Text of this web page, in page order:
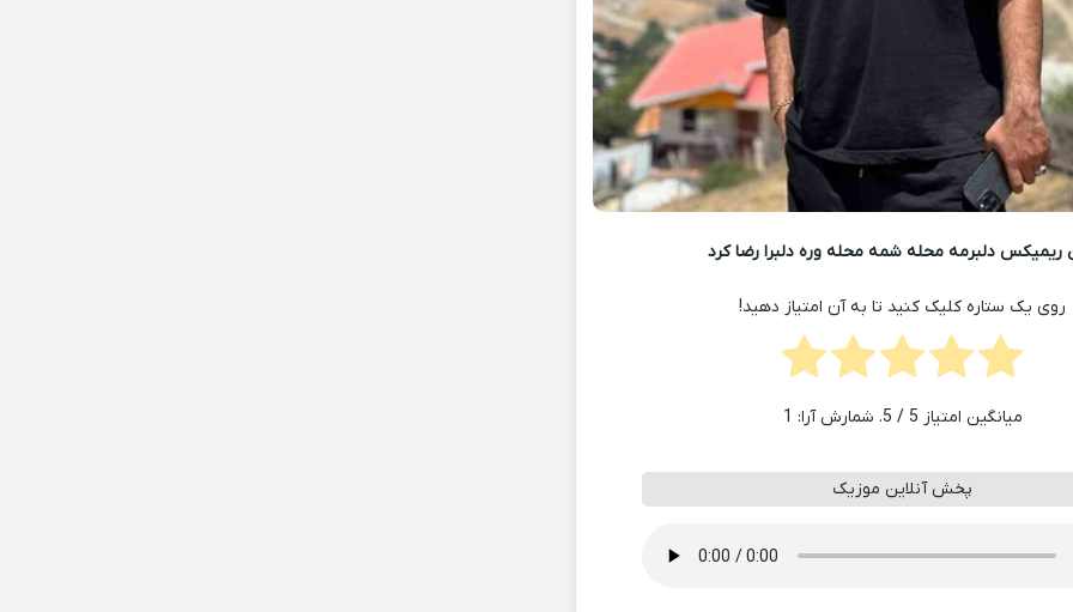
ریمیکس دلبرمه محله شمه محله وره دلبرا رضا کرد
روی یک ستاره کلیک کنید تا به آن امتیاز دهید!
میانگین امتیاز 5 / 5. شمارش آرا: 1
پخش آنلاین موزیک